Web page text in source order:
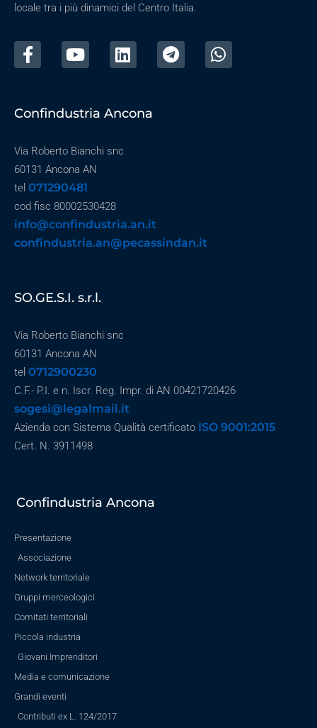
locale tra i più dinamici del Centro Italia.
Confindustria Ancona
Via Roberto Bianchi snc
60131 Ancona AN
tel 071290481
cod fisc 80002530428
info@confindustria.an.it
confindustria.an@pecassindan.it
SO.GE.S.I. s.r.l.
Via Roberto Bianchi snc
60131 Ancona AN
tel 0712900230
C.F.- P.I. e n. Iscr. Reg. Impr. di AN 00421720426
sogesi@legalmail.it
Azienda con Sistema Qualità certificato ISO 9001:2015
Cert. N. 3911498
Confindustria Ancona
Presentazione
Associazione
Network territoriale
Gruppi merceologici
Comitati territoriali
Piccola industria
Giovani Imprenditori
Media e comunicazione
Grandi eventi
Contributi ex L. 124/2017